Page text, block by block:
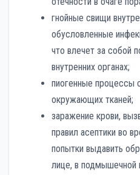
гнойные свищи
обусловленные
что влечет за собой
внутренних органах;
пиогенные процессы
окружающих тканей;
заражение крови,
правил асептики во
попытки выдавить
лице, в подмышечной